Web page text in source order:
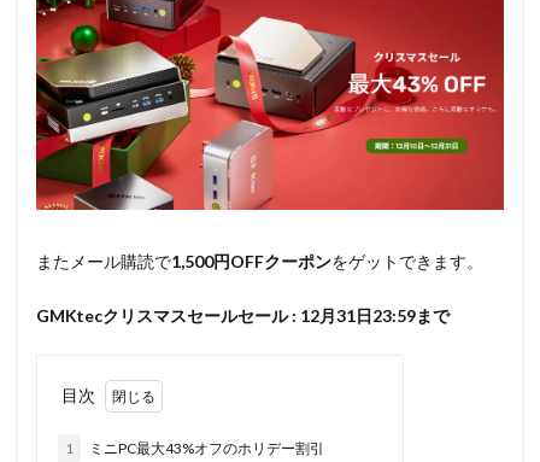
またメール購読で1,500円OFFクーポンをゲットできます。
GMKtecクリスマスセールセール : 12月31日23:59まで
目次
1 ミニPC最大43%オフのホリデー割引